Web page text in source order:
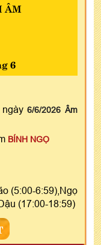
ÂM
6
ngày6/6/2026 Âm
BÍNH NGỌ
(5:00-6:59),Ngọ
(17:00-18:59)